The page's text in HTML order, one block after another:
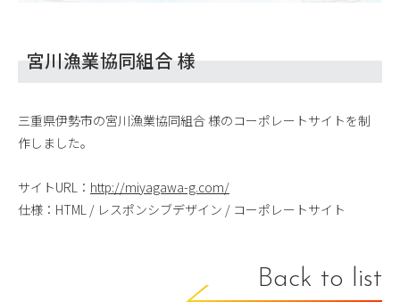
宮川漁業協同組合 様
三重県伊勢市の宮川漁業協同組合 様のコーポレートサイトを制
作しました。
サイトURL： http://miyagawa-g.com/
仕様：HTML / レスポンシブデザイン / コーポレートサイト
Back to list